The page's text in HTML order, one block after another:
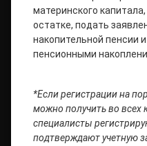
материнского
остатке, подать
накопительной пенсии
пенсионными
*Если регистрации на
можно получить во всех
специалисты
подтверждают учетную